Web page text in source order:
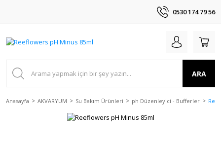
0530 174 79 56
ARA
Anasayfa AKVARYUM Su Bakım Ürünleri ph Düzenleyici - Bufferler